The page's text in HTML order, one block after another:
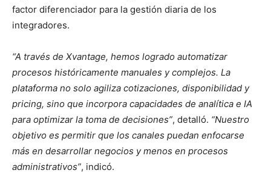
factor diferenciador para la gestión diaria de los
integradores.
“A través de Xvantage, hemos logrado automatizar
procesos históricamente manuales y complejos. La
plataforma no solo agiliza cotizaciones, disponibilidad y
pricing, sino que incorpora capacidades de analítica e IA
para optimizar la toma de decisiones”, detalló. “Nuestro
objetivo es permitir que los canales puedan enfocarse
más en desarrollar negocios y menos en procesos
administrativos”, indicó.